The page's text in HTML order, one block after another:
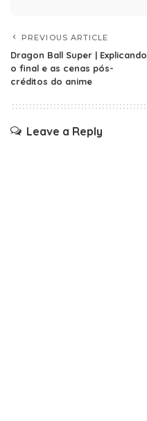
PREVIOUS ARTICLE
Dragon Ball Super | Explicando
o final e as cenas pós-
créditos do anime
Leave a Reply